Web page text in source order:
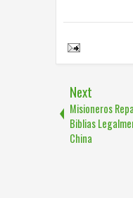
Next
Misioneros
Biblias
China